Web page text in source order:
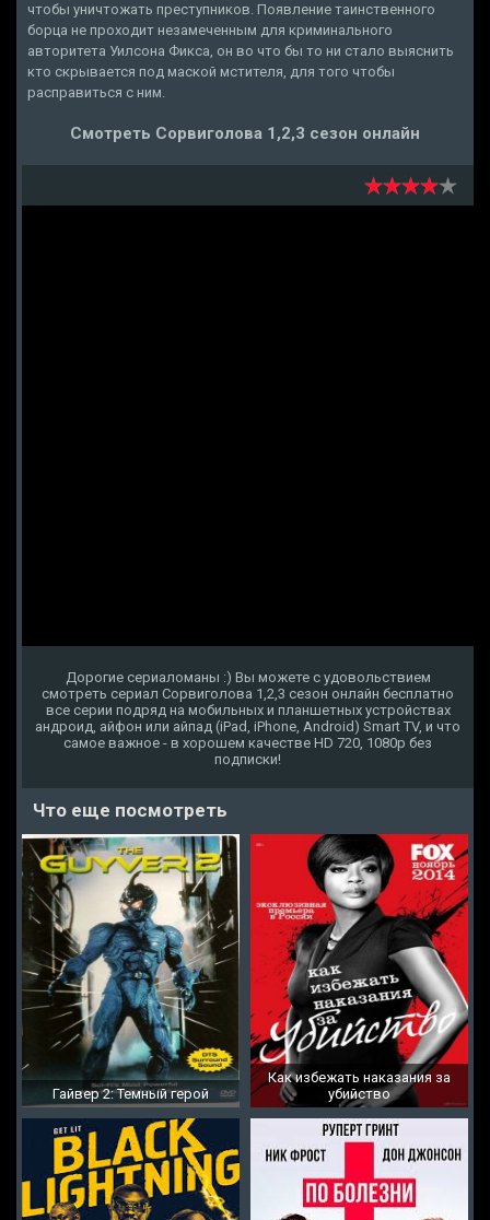
чтобы уничтожать преступников. Появление таинственного
борца не проходит незамеченным для криминального
авторитета Уилсона Фикса, он во что бы то ни стало выяснить
кто скрывается под маской мстителя, для того чтобы
расправиться с ним.
Смотреть Сорвиголова 1,2,3 сезон онлайн
Дорогие сериаломаны :) Вы можете с удовольствием
смотреть сериал Сорвиголова 1,2,3 сезон онлайн бесплатно
все серии подряд на мобильных и планшетных устройствах
андроид, айфон или айпад (iPad, iPhone, Android) Smart TV, и что
самое важное - в хорошем качестве HD 720, 1080p без
подписки!
Что еще посмотреть
Гайвер 2: Темный герой
Как избежать наказания за
убийство